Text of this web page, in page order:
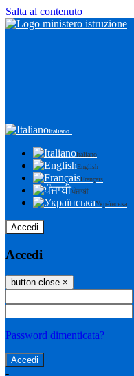
Salta al contenuto
Italiano
Italiano
English
Français
ਪੰਜਾਬੀ
Українська
Accedi
Accedi
button close ×
Password dimenticata?
-